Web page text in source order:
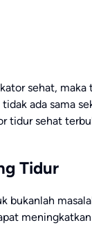
sehat, maka
ada sama
tidur sehat
Tidur
bukanlah